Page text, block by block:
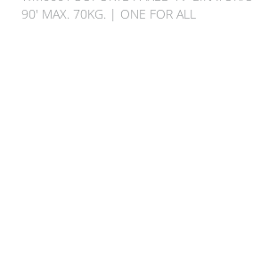
90′ MAX. 70KG. | ONE FOR ALL